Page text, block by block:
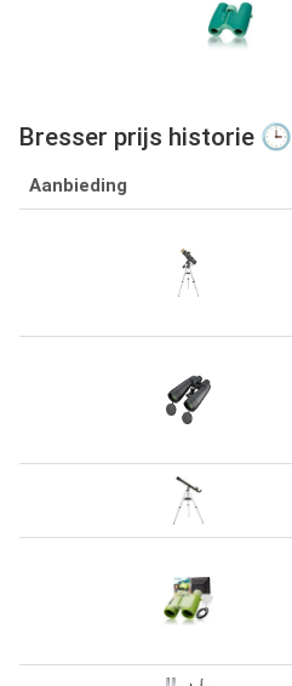
Bresser prijs historie 🕒
Aanbieding